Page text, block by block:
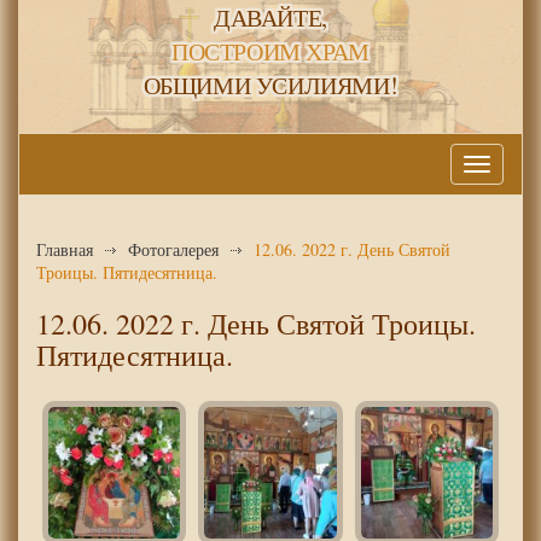
ДАВАЙТЕ,
ПОСТРОИМ ХРАМ
ОБЩИМИ УСИЛИЯМИ!
Меню
Главная Фотогалерея
12.06. 2022 г. День Святой
Троицы. Пятидесятница.
12.06. 2022 г. День Святой Троицы.
Пятидесятница.